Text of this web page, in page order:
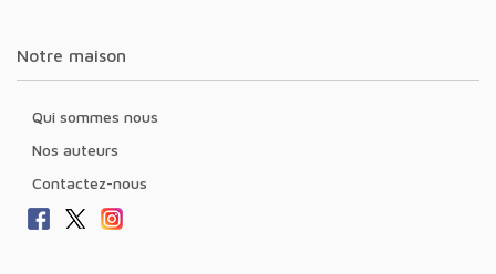
Notre maison
Qui sommes nous
Nos auteurs
Contactez-nous